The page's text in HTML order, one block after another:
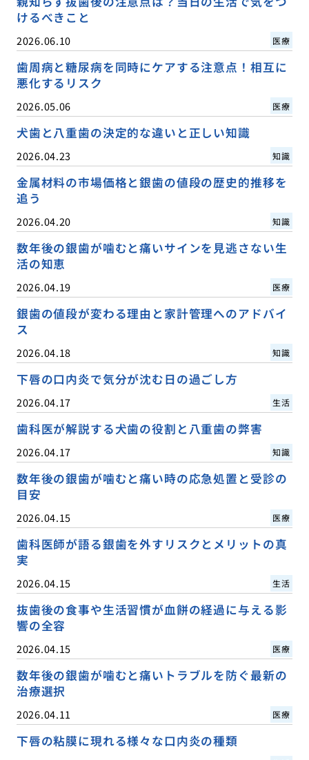
けるべきこと
2026.06.10 医療
歯周病と糖尿病を同時にケアする注意点！相互に
悪化するリスク
2026.05.06 医療
犬歯と八重歯の決定的な違いと正しい知識
2026.04.23 知識
金属材料の市場価格と銀歯の値段の歴史的推移を
追う
2026.04.20 知識
数年後の銀歯が噛むと痛いサインを見逃さない生
活の知恵
2026.04.19 医療
銀歯の値段が変わる理由と家計管理へのアドバイ
ス
2026.04.18 知識
下唇の口内炎で気分が沈む日の過ごし方
2026.04.17 生活
歯科医が解説する犬歯の役割と八重歯の弊害
2026.04.17 知識
数年後の銀歯が噛むと痛い時の応急処置と受診の
目安
2026.04.15 医療
歯科医師が語る銀歯を外すリスクとメリットの真
実
2026.04.15 生活
抜歯後の食事や生活習慣が血餅の経過に与える影
響の全容
2026.04.15 医療
数年後の銀歯が噛むと痛いトラブルを防ぐ最新の
治療選択
2026.04.11 医療
下唇の粘膜に現れる様々な口内炎の種類